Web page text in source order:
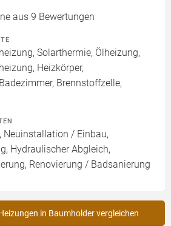
aus 9 Bewertungen
Solarthermie, Ölheizung,
Heizkörper,
Brennstoffzelle,
Neuinstallation / Einbau,
Hydraulischer Abgleich,
Renovierung / Badsanierung
in Baumholder vergleichen